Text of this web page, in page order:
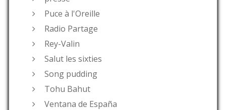
Puce à l'Oreille
Radio Partage
Rey-Valin
Salut les sixties
Song pudding
Tohu Bahut
Ventana de España